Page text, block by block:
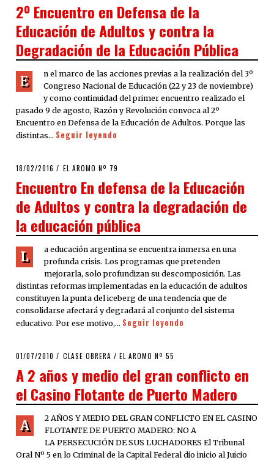
2º Encuentro en Defensa de la
Educación de Adultos y contra la
Degradación de la Educación Pública
E
n el marco de las acciones previas a la realización del 3º
Congreso Nacional de Educación (22 y 23 de noviembre)
y como continuidad del primer encuentro realizado el
pasado 9 de agosto, Razón y Revolución convoca al 2º
Encuentro en Defensa de la Educación de Adultos. Porque las
distintas… Seguir leyendo
POSTED
18/02/2016 EL AROMO Nº 79
Encuentro En defensa de la Educación
de Adultos y contra la degradación de
la educación pública
L
a educación argentina se encuen­tra inmersa en una
profunda cri­sis. Los programas que preten­den
mejorarla, solo profundizan su descomposición. Las
distintas reformas implemen­tadas en la educación de adultos
constituyen la punta del iceberg de una tendencia que de
consolidar­se afectará y degradará al conjunto del sistema
educativo. Por ese mo­tivo,… Seguir leyendo
POSTED
01/07/2010 25/03/2020
CLASE OBRERA / EL AROMO Nº 55
A 2 años y medio del gran conflicto en
el Casino Flotante de Puerto Madero
A
2 AÑOS Y MEDIO DEL GRAN CONFLICTO EN EL CASINO
FLOTANTE DE PUERTO MADERO: NO A
LA PERSECUCIÓN DE SUS LUCHADORES El Tribunal
Oral Nº 5 en lo Criminal de la Capital Federal dio inicio al Juicio